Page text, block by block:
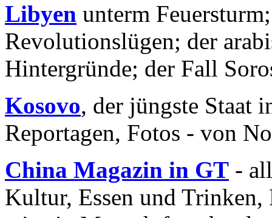
Libyen unterm
Revolutionslügen; der
Hintergründe; der Fall
Kosovo, der jüngste Staat
Reportagen, Fotos - von
China Magazin in GT -
Kultur, Essen und